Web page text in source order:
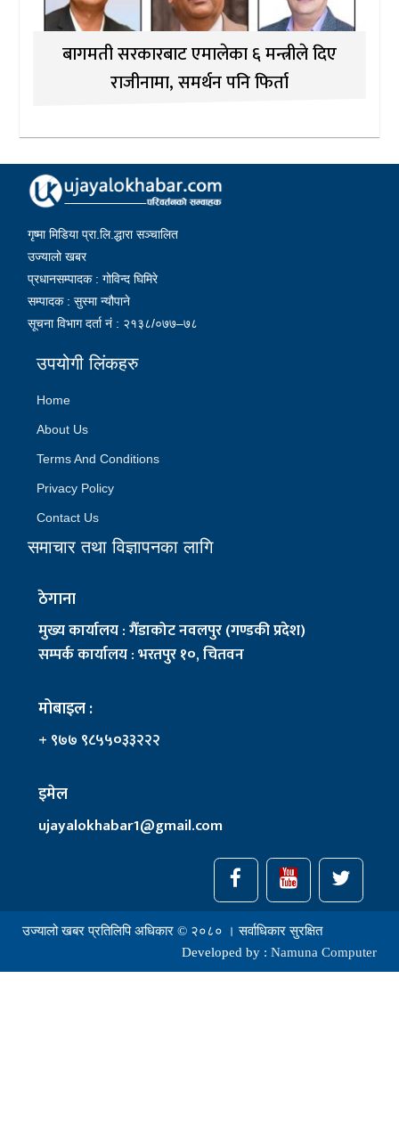
बागमती सरकारबाट एमालेका ६ मन्त्रीले दिए
राजीनामा, समर्थन पनि फिर्ता
गृष्मा मिडिया प्रा.लि.द्धारा सञ्चालित
उज्यालो खबर
प्रधानसम्पादक : गोविन्द घिमिरे
सम्पादक : सुस्मा न्यौपाने
सूचना विभाग दर्ता नं : २१३८/०७७–७८
उपयोगी लिंकहरु
Home
About Us
Terms And Conditions
Privacy Policy
Contact Us
समाचार तथा विज्ञापनका लागि
ठेगाना
मुख्य कार्यालय : गैँडाकोट नवलपुर (गण्डकी प्रदेश)
सम्पर्क कार्यालय : भरतपुर १०, चितवन
मोबाइल :
+ ९७७ ९८५५०३३२२२
इमेल
ujayalokhabar1@gmail.com
उज्यालो खबर प्रतिलिपि अधिकार © २०८० । सर्वाधिकार सुरक्षित
Developed by : Namuna Computer